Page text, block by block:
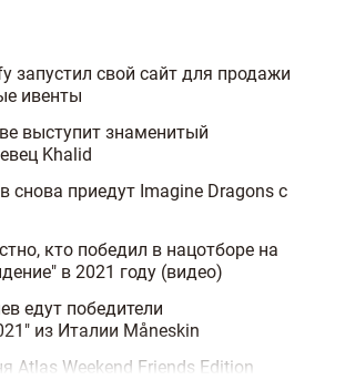
запустил свой сайт для продажи
ивенты
выступит знаменитый
Khalid
снова приедут Imagine Dragons с
кто победил в нацотборе на
в 2021 году (видео)
едут победители
из Италии Måneskin
Atlas Weekend Friends Edition